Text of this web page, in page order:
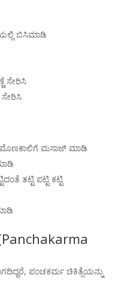
ಬಿಸಿಮಾಡಿ
ಸೇರಿಸಿ
ಮಸಾಜ್ ಮಾಡಿ
ತಟ್ಟಿ ಪಟ್ಟಿ ಕಟ್ಟಿ
ಪಂಚಕರ್ಮ ಚಿಕಿತ್ಸೆಯನ್ನು